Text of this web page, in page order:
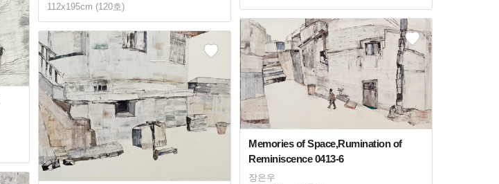
112x195cm (120호)
Memories of Space,Rumination of
Reminiscence 0413-6
장은우